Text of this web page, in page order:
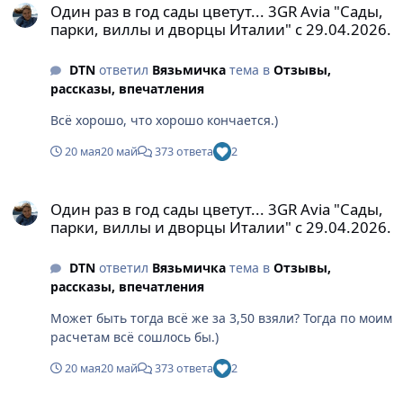
Один раз в год сады цветут... 3GR Avia "Сады,
парки, виллы и дворцы Италии" с 29.04.2026.
DTNответил Вязьмичкатема в Отзывы,
рассказы, впечатления
Всё хорошо, что хорошо кончается.)
20 мая20 май 373 ответа 2
Один раз в год сады цветут... 3GR Avia "Сады,
парки, виллы и дворцы Италии" с 29.04.2026.
DTNответил Вязьмичкатема в Отзывы,
рассказы, впечатления
Может быть тогда всё же за 3,50 взяли? Тогда по моим
расчетам всё сошлось бы.)
20 мая20 май 373 ответа 2